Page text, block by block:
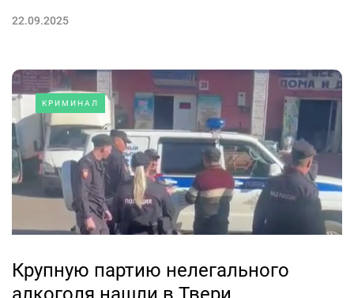
22.09.2025
КРИМИНАЛ
Крупную партию нелегального